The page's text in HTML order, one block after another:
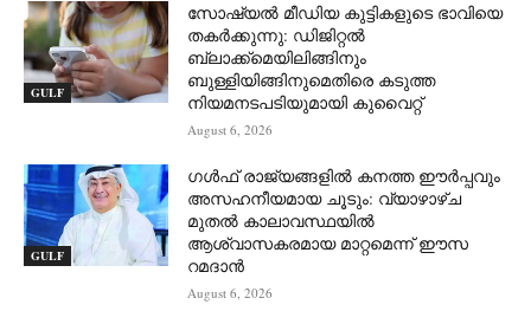
GULF
സോഷ്യൽ മീഡിയ കുട്ടികളുടെ ഭാവിയെ
തകർക്കുന്നു: ഡിജിറ്റൽ
ബ്ലാക്ക്‌മെയിലിങ്ങിനും
ബുള്ളിയിങ്ങിനുമെതിരെ കടുത്ത
നിയമനടപടിയുമായി കുവൈറ്റ്
August 6, 2026
GULF
ഗൾഫ് രാജ്യങ്ങളിൽ കനത്ത ഈർപ്പവും
അസഹനീയമായ ചൂടും: വ്യാഴാഴ്ച
മുതൽ കാലാവസ്ഥയിൽ
ആശ്വാസകരമായ മാറ്റമെന്ന് ഈസ
റമദാൻ
August 6, 2026